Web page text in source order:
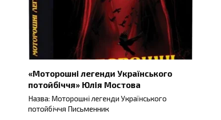
«Моторошні легенди Українського
потойбіччя» Юлія Мостова
Назва: Моторошні легенди Українського
потойбіччя Письменник